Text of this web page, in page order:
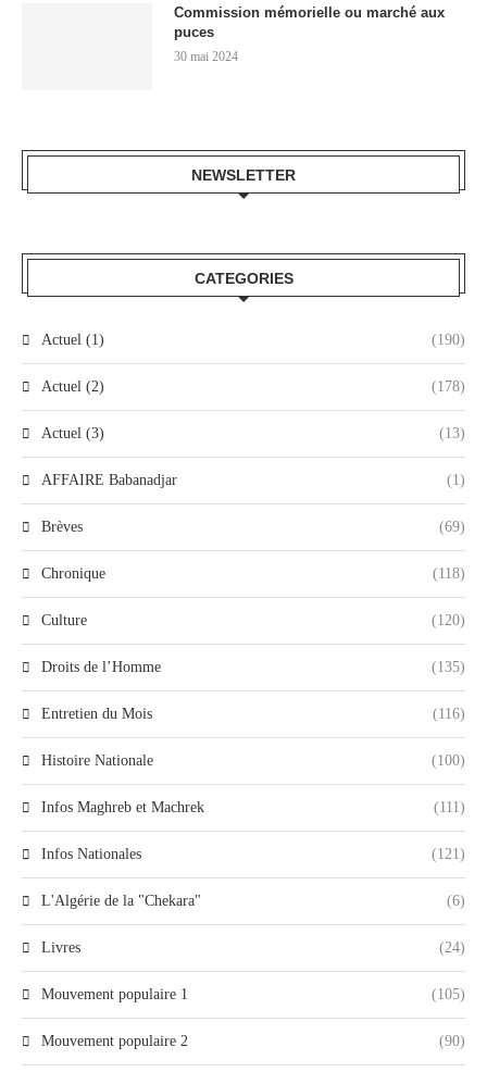
Commission mémorielle ou marché aux
puces
30 mai 2024
NEWSLETTER
CATEGORIES
Actuel (1) (190)
Actuel (2) (178)
Actuel (3) (13)
AFFAIRE Babanadjar (1)
Brèves (69)
Chronique (118)
Culture (120)
Droits de l’Homme (135)
Entretien du Mois (116)
Histoire Nationale (100)
Infos Maghreb et Machrek (111)
Infos Nationales (121)
L'Algérie de la "Chekara" (6)
Livres (24)
Mouvement populaire 1 (105)
Mouvement populaire 2 (90)